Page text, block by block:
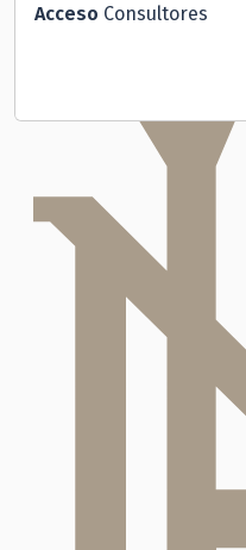
Acceso Consultores